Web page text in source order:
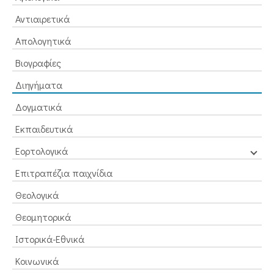
Αντιαιρετικά
Απολογητικά
Βιογραφίες
Διηγήματα
Δογματικά
Εκπαιδευτικά
Εορτολογικά
Επιτραπέζια παιχνίδια
Θεολογικά
Θεομητορικά
Ιστορικά-Εθνικά
Κοινωνικά